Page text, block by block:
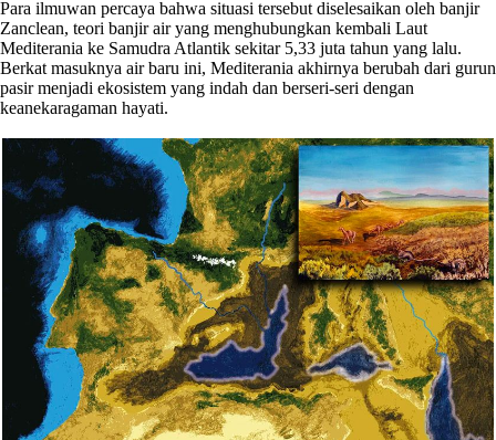
Para ilmuwan percaya bahwa situasi tersebut diselesaikan oleh banjir
Zanclean, teori banjir air yang menghubungkan kembali Laut
Mediterania ke Samudra Atlantik sekitar 5,33 juta tahun yang lalu.
Berkat masuknya air baru ini, Mediterania akhirnya berubah dari gurun
pasir menjadi ekosistem yang indah dan berseri-seri dengan
keanekaragaman hayati.